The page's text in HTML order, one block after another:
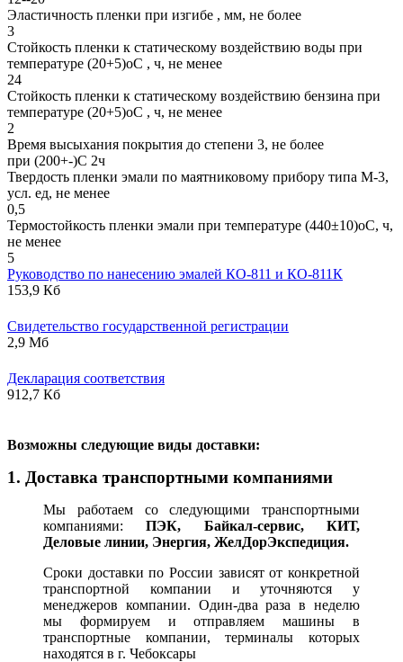
Эластичность пленки при изгибе , мм, не более
3
Стойкость пленки к статическому воздействию воды при
температуре (20+5)оС , ч, не менее
24
Стойкость пленки к статическому воздействию бензина при
температуре (20+5)оС , ч, не менее
2
Время высыхания покрытия до степени 3, не более
при (200+-)С 2ч
Твердость пленки эмали по маятниковому прибору типа М-3,
усл. ед, не менее
0,5
Термостойкость пленки эмали при температуре (440±10)оС, ч,
не менее
5
Руководство по нанесению эмалей КО-811 и КО-811К
153,9 Кб
Свидетельство государственной регистрации
2,9 Мб
Декларация соответствия
912,7 Кб
Возможны следующие виды доставки:
1. Доставка транспортными компаниями
Мы работаем со следующими транспортными
компаниями:ПЭК, Байкал-сервис, КИТ,
Деловые линии, Энергия, ЖелДорЭкспедиция.
Сроки доставки по России зависят от конкретной
транспортной компании и уточняются у
менеджеров компании. Один-два раза в неделю
мы формируем и отправляем машины в
транспортные компании, терминалы которых
находятся в г. Чебоксары